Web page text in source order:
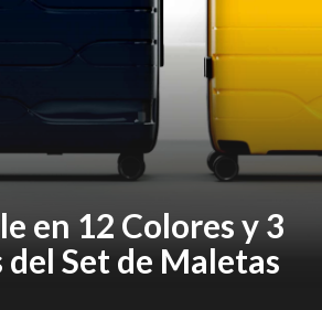
en 12 Colores y 3
del Set de Maletas